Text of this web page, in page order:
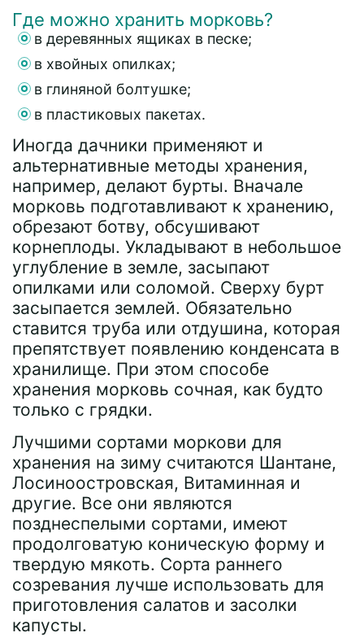
Где можно хранить морковь?
в деревянных ящиках в песке;
в хвойных опилках;
в глиняной болтушке;
в пластиковых пакетах.
Иногда дачники применяют и
альтернативные методы хранения,
например, делают бурты. Вначале
морковь подготавливают к хранению,
обрезают ботву, обсушивают
корнеплоды. Укладывают в небольшое
углубление в земле, засыпают
опилками или соломой. Сверху бурт
засыпается землей. Обязательно
ставится труба или отдушина, которая
препятствует появлению конденсата в
хранилище. При этом способе
хранения морковь сочная, как будто
только с грядки.
Лучшими сортами моркови для
хранения на зиму считаются Шантане,
Лосиноостровская, Витаминная и
другие. Все они являются
позднеспелыми сортами, имеют
продолговатую коническую форму и
твердую мякоть. Сорта раннего
созревания лучше использовать для
приготовления салатов и засолки
капусты.